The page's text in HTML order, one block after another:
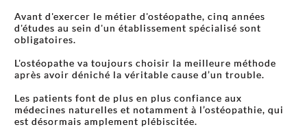
Avant d'exercer le métier d'ostéopathe, cinq années
d'études au sein d'un établissement spécialisé sont
obligatoires.
L'ostéopathe va toujours choisir la meilleure méthode
après avoir déniché la véritable cause d’un trouble.
Les patients font de plus en plus confiance aux
médecines naturelles et notamment à l’ostéopathie, qui
est désormais amplement plébiscitée.